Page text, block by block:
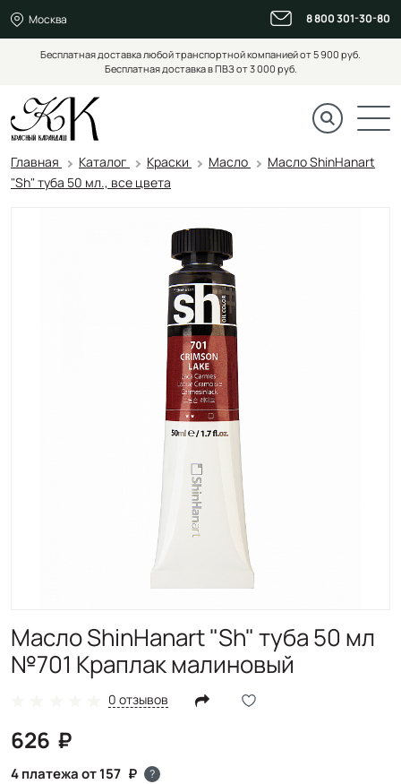
Москва 8 800 301-30-80
Бесплатная доставка любой транспортной компанией от 5 900 руб.
Бесплатная доставка в ПВЗ от 3 000 руб.
Главная Каталог Краски Масло
Масло ShinHanart
"Sh" туба 50 мл., все цвета
Масло ShinHanart "Sh" туба 50 мл
№701 Краплак малиновый
0 отзывов
626
4 платежа от 157 ?